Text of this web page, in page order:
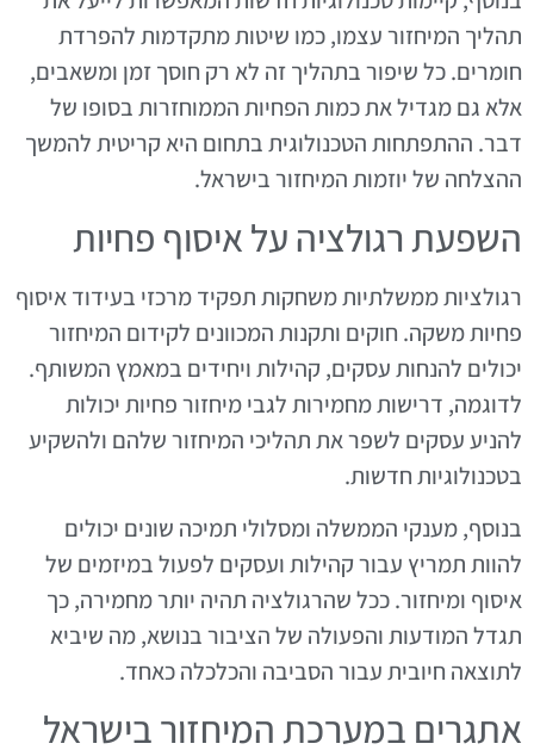
תהליך המיחזור עצמו, כמו שיטות מתקדמות להפרדת
חומרים. כל שיפור בתהליך זה לא רק חוסך זמן ומשאבים,
אלא גם מגדיל את כמות הפחיות הממוחזרות בסופו של
דבר. ההתפתחות הטכנולוגית בתחום היא קריטית להמשך
ההצלחה של יוזמות המיחזור בישראל.
השפעת רגולציה על איסוף פחיות
רגולציות ממשלתיות משחקות תפקיד מרכזי בעידוד איסוף
פחיות משקה. חוקים ותקנות המכוונים לקידום המיחזור
יכולים להנחות עסקים, קהילות ויחידים במאמץ המשותף.
לדוגמה, דרישות מחמירות לגבי מיחזור פחיות יכולות
להניע עסקים לשפר את תהליכי המיחזור שלהם ולהשקיע
בטכנולוגיות חדשות.
בנוסף, מענקי הממשלה ומסלולי תמיכה שונים יכולים
להוות תמריץ עבור קהילות ועסקים לפעול במיזמים של
איסוף ומיחזור. ככל שהרגולציה תהיה יותר מחמירה, כך
תגדל המודעות והפעולה של הציבור בנושא, מה שיביא
לתוצאה חיובית עבור הסביבה והכלכלה כאחד.
אתגרים במערכת המיחזור בישראל